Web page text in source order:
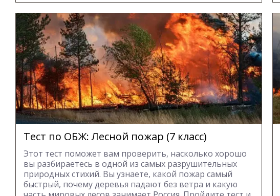
Тест по ОБЖ: Лесной пожар (7 класс)
Этот тест поможет вам проверить, насколько хорошо
вы разбираетесь в одной из самых разрушительных
природных стихий. Вы узнаете, какой пожар самый
быстрый, почему деревья падают без ветра и какую